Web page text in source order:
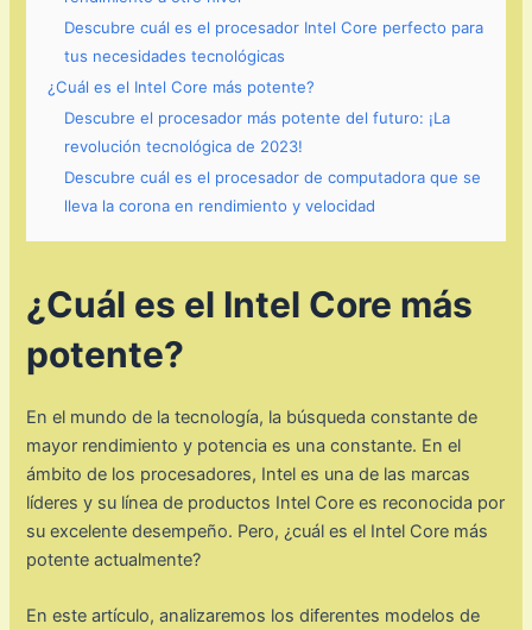
Descubre cuál es el procesador Intel Core perfecto para
tus necesidades tecnológicas
¿Cuál es el Intel Core más potente?
Descubre el procesador más potente del futuro: ¡La
revolución tecnológica de 2023!
Descubre cuál es el procesador de computadora que se
lleva la corona en rendimiento y velocidad
¿Cuál es el Intel Core más
potente?
En el mundo de la tecnología, la búsqueda constante de
mayor rendimiento y potencia es una constante. En el
ámbito de los procesadores, Intel es una de las marcas
líderes y su línea de productos Intel Core es reconocida por
su excelente desempeño. Pero, ¿cuál es el Intel Core más
potente actualmente?
En este artículo, analizaremos los diferentes modelos de